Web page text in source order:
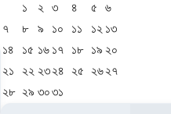
১
২ ৩ ৪ ৫
৬
৭
৮ ৯ ১০ ১১ ১২ ১৩
১৪
১৫ ১৬ ১৭ ১৮ ১৯ ২০
২১
২২ ২৩২৪ ২৫ ২৬২৭
২৮ ২৯ ৩০৩১